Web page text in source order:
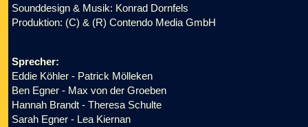
Sounddesign & Musik: Konrad Dornfels
Produktion: (C) & (R) Contendo Media GmbH
Sprecher:
Eddie Köhler - Patrick Mölleken
Ben Egner - Max von der Groeben
Hannah Brandt - Theresa Schulte
Sarah Egner - Lea Kiernan